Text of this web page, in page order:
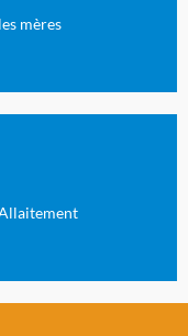
mères
un
France.